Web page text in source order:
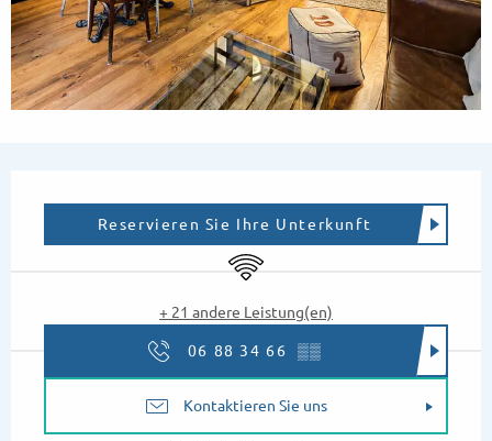
Reservieren Sie Ihre Unterkunft
Wi-Fi
+ 21 andere Leistung(en)
06 88 34 66 ▒▒
Kontaktieren Sie uns